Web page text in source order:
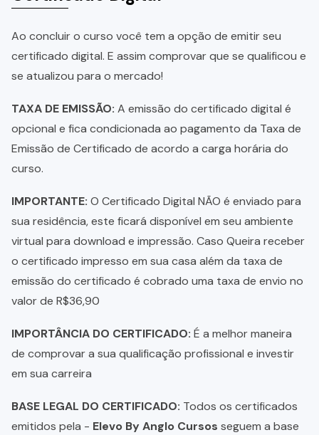
Ao concluir o curso você tem a opção de emitir seu
certificado digital. E assim comprovar que se qualificou e
se atualizou para o mercado!
TAXA DE EMISSÃO: A emissão do certificado digital é
opcional e fica condicionada ao pagamento da Taxa de
Emissão de Certificado de acordo a carga horária do
curso.
IMPORTANTE: O Certificado Digital NÃO é enviado para
sua residência, este ficará disponível em seu ambiente
virtual para download e impressão. Caso Queira receber
o certificado impresso em sua casa além da taxa de
emissão do certificado é cobrado uma taxa de envio no
valor de R$36,90
IMPORTÂNCIA DO CERTIFICADO: É a melhor maneira
de comprovar a sua qualificação profissional e investir
em sua carreira
BASE LEGAL DO CERTIFICADO: Todos os certificados
emitidos pela - Elevo By Anglo Cursos seguem a base